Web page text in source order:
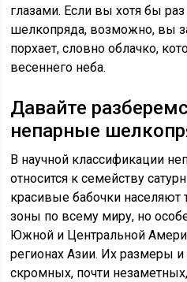
глазами. Если вы хотя бы
шелкопряда, возможно, вы
порхает, словно облачко,
весеннего неба.
Давайте
непарные
В научной классификации
относится к семейству
красивые бабочки
зоны по всему миру, но
Южной и Центральной
регионах Азии. Их размеры и
скромных, почти